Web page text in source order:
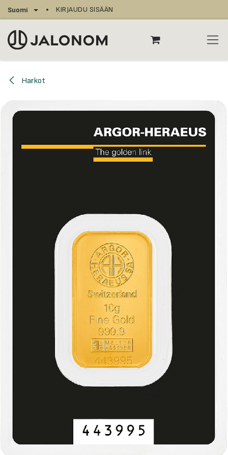
Siirry sisältöön
Suomi KIRJAUDU SISÄÄN
Harkot